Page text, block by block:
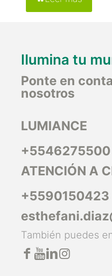
Ilumina tu
Ponte en
nosotros
LUMIANCE
+5546275500
ATENCIÓN A
+5590150423
También puedes